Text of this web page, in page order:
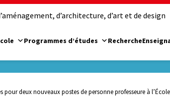
d’architecture, d’art et de design
Programmes d’études Recherche
pour deux nouveaux postes de personne professeure à